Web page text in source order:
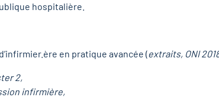
hospitalière.
en pratique avancée (extraits, ONI
2,
infirmière,